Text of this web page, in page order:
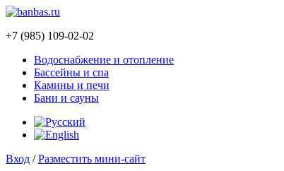
+7 (985) 109-02-02
Водоснабжение и отопление
Бассейны и спа
Камины и печи
Бани и сауны
Вход /Разместить мини-сайт